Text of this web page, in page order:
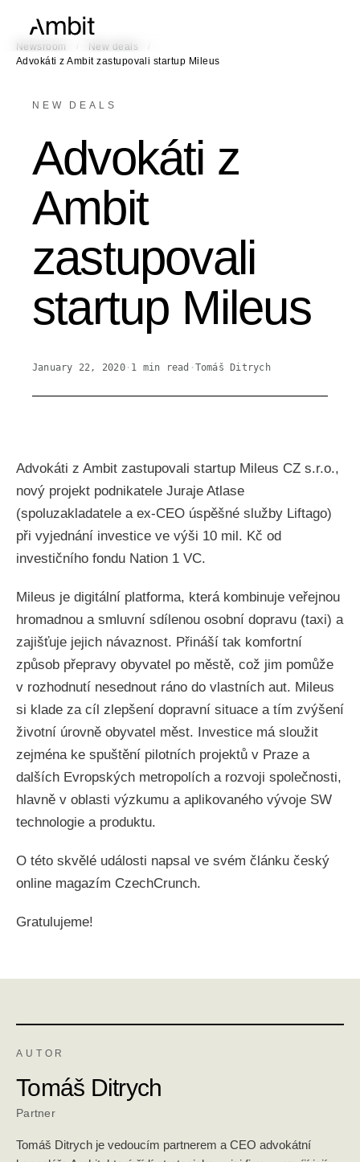
Newsroom / New deals
/
Advokáti z Ambit zastupovali startup Mileus
NEW DEALS
Advokáti z
Ambit
zastupovali
startup Mileus
January 22, 2020· 1 min read · Tomáš Ditrych
Advokáti z Ambit zastupovali startup Mileus CZ s.r.o.,
nový projekt podnikatele Juraje Atlase
(spoluzakladatele a ex-CEO úspěšné služby Liftago)
při vyjednání investice ve výši 10 mil. Kč od
investičního fondu Nation 1 VC.
Mileus je digitální platforma, která kombinuje veřejnou
hromadnou a smluvní sdílenou osobní dopravu (taxi) a
zajišťuje jejich návaznost. Přináší tak komfortní
způsob přepravy obyvatel po městě, což jim pomůže
v rozhodnutí nesednout ráno do vlastních aut. Mileus
si klade za cíl zlepšení dopravní situace a tím zvýšení
životní úrovně obyvatel měst. Investice má sloužit
zejména ke spuštění pilotních projektů v Praze a
dalších Evropských metropolích a rozvoji společnosti,
hlavně v oblasti výzkumu a aplikovaného vývoje SW
technologie a produktu.
O této skvělé události napsal ve svém článku český
online magazím CzechCrunch.
Gratulujeme!
AUTOR
Tomáš Ditrych
Partner
Tomáš Ditrych je vedoucím partnerem a CEO advokátní